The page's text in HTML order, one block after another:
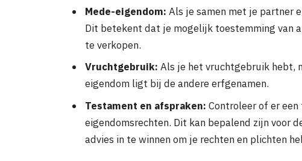
Mede-eigendom: Als je samen met je partner
Dit betekent dat je mogelijk toestemming van
te verkopen.
Vruchtgebruik: Als je het vruchtgebruik hebt,
eigendom ligt bij de andere erfgenamen.
Testament en afspraken: Controleer of er
eigendomsrechten. Dit kan bepalend zijn voor
advies in te winnen om je rechten en plichten